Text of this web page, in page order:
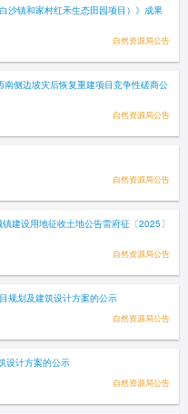
沙镇和家村红禾生态田园项目）》成果
自然资源局公告
南侧边坡灾后恢复重建项目竞争性磋商公
自然资源局公告
自然资源局公告
建设用地征收土地公告雷府征〔2025〕
自然资源局公告
规划及建筑设计方案的公示
自然资源局公告
设计方案的公示
自然资源局公告